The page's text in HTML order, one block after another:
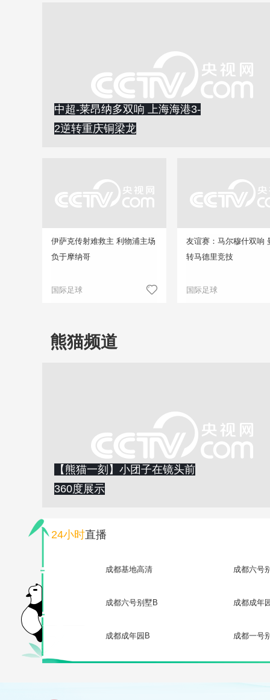
中超-莱昂纳多双响 上海海港3-
2逆转重庆铜梁龙
伊萨克传射难救主 利物浦主场
负于摩纳哥
国际足球
友谊赛：马尔穆什双响
转马德里竞技
国际足球
熊猫频道
【熊猫一刻】小团子在镜头前
360度展示
24小时直播
成都基地高清 成都六号
成都六号别墅B 成都成年
成都成年园B 成都一号